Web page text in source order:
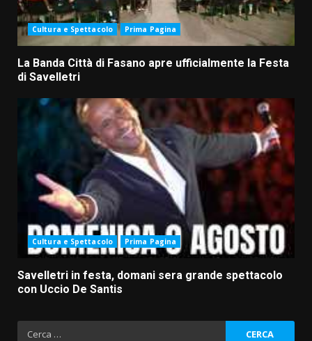
Cultura e Spettacolo Prima Pagina
La Banda Città di Fasano apre ufficialmente la Festa
di Savelletri
Cultura e Spettacolo Prima Pagina
Savelletri in festa, domani sera grande spettacolo
con Uccio De Santis
Ricerca